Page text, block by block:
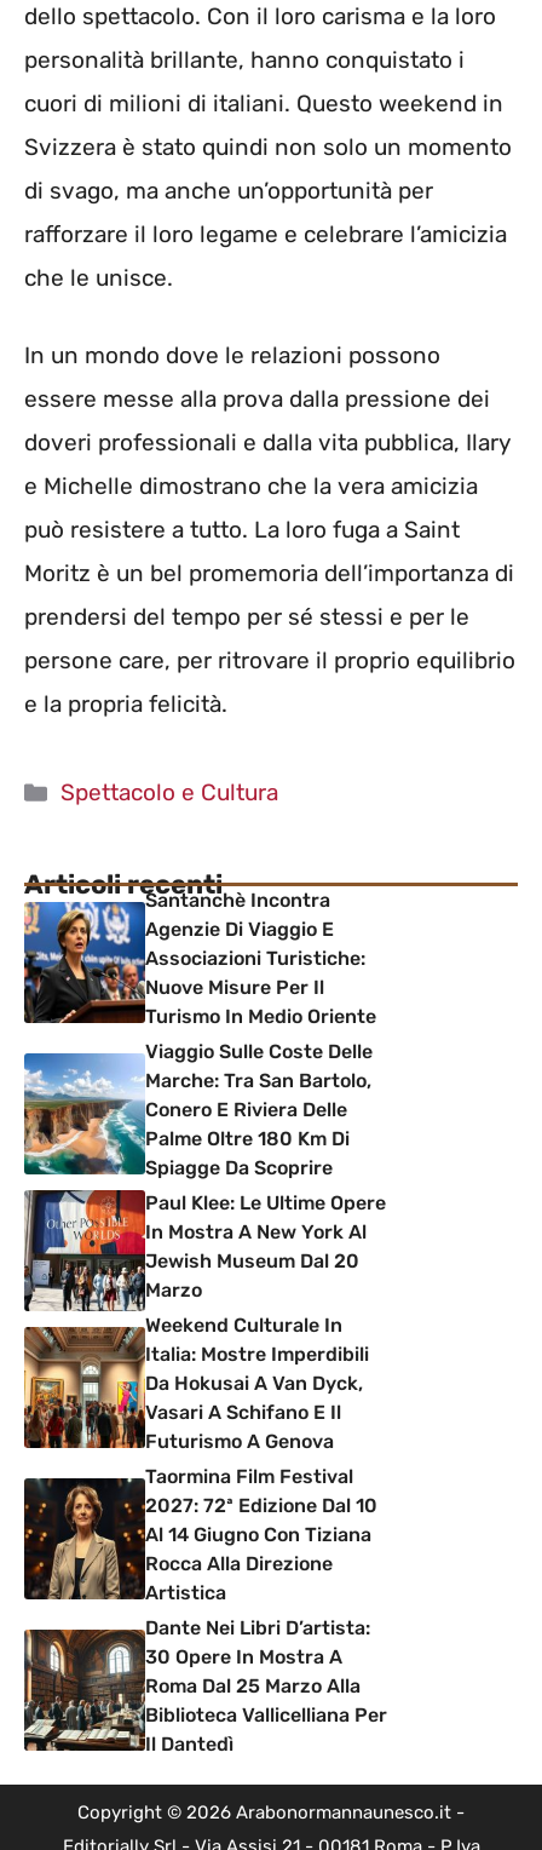
dello spettacolo. Con il loro carisma e la loro
personalità brillante, hanno conquistato i
cuori di milioni di italiani. Questo weekend in
Svizzera è stato quindi non solo un momento
di svago, ma anche un’opportunità per
rafforzare il loro legame e celebrare l’amicizia
che le unisce.
In un mondo dove le relazioni possono
essere messe alla prova dalla pressione dei
doveri professionali e dalla vita pubblica, Ilary
e Michelle dimostrano che la vera amicizia
può resistere a tutto. La loro fuga a Saint
Moritz è un bel promemoria dell’importanza di
prendersi del tempo per sé stessi e per le
persone care, per ritrovare il proprio equilibrio
e la propria felicità.
Categorie
Spettacolo e Cultura
Articoli recentiSantanchè Incontra
Agenzie Di Viaggio E
Associazioni Turistiche:
Nuove Misure Per Il
Turismo In Medio Oriente
Viaggio Sulle Coste Delle
Marche: Tra San Bartolo,
Conero E Riviera Delle
Palme Oltre 180 Km Di
Spiagge Da Scoprire
Paul Klee: Le Ultime Opere
In Mostra A New York Al
Jewish Museum Dal 20
Marzo
Weekend Culturale In
Italia: Mostre Imperdibili
Da Hokusai A Van Dyck,
Vasari A Schifano E Il
Futurismo A Genova
Taormina Film Festival
2027: 72ª Edizione Dal 10
Al 14 Giugno Con Tiziana
Rocca Alla Direzione
Artistica
Dante Nei Libri D’artista:
30 Opere In Mostra A
Roma Dal 25 Marzo Alla
Biblioteca Vallicelliana Per
Il Dantedì
Copyright © 2026 Arabonormannaunesco.it -